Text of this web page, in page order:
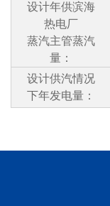
设计年供滨海
热电厂
蒸汽主管蒸汽
量：
设计供汽情况
下年发电量：